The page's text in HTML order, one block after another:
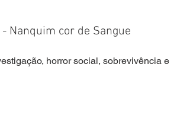
Nanquim cor de Sangue
horror social, sobrevivência e